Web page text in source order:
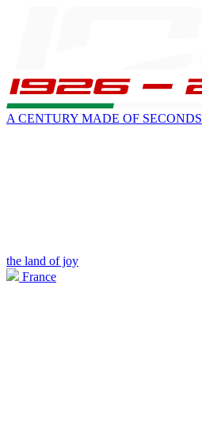
A CENTURY MADE OF SECONDS
the land of joy
France